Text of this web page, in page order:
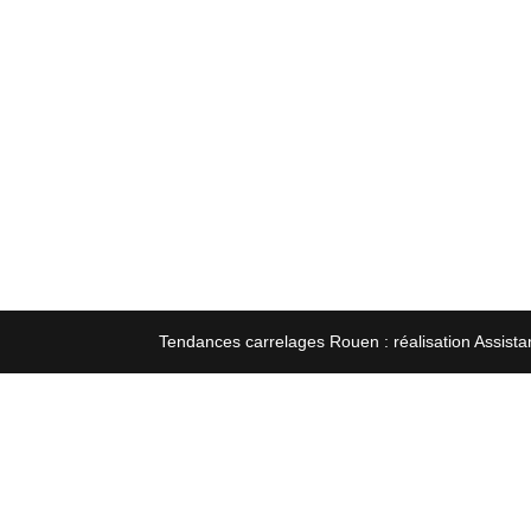
Tendances carrelages Rouen : réalisation